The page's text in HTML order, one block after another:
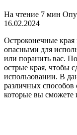
На чтение 7 мин
16.02.2024
Остроконечные края
опасными для
или поранить вас.
острые края, чтобы
использовании. В
различных способов
которые вы сможете